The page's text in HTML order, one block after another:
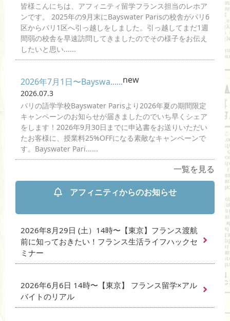
皆様こんにちは、アフィニティ留学フランス担当のレホア
ンです。 2025年の9月末にBayswater Parisの校舎がパリ6
区からパリ1区へ引っ越しをしました。引っ越してまだ1週
間弱の校舎を早速訪問してきましたのでその様子をお伝え
したいと思い......
2026年7月1日〜Bayswa......new
2026.07.3
パリの語学学校Bayswater Parisより2026年夏の期間限定
キャンペーンのお知らせが届きましたのでいち早くシェア
をします！2026年9月30日までに申込書をお送りいただい
たお客様に、授業料25%OFFになる素敵なキャンペーンで
す。Bayswater Pari......
一覧を見る
アフィニティからのお知らせ
2026年8月29日 (土）14時〜【東京】フランス渡航
前に知っておきたい！フランス生活ライフハックセ
ミナー
2026年6月6日 14時〜【東京】 フランス留学×アル
バイトのリアル